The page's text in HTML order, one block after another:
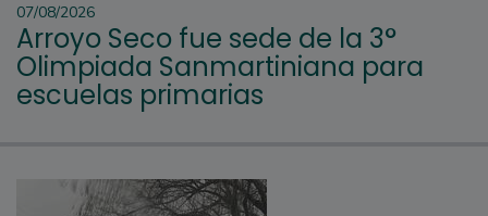
07/08/2026
Arroyo Seco fue sede de la 3°
Olimpiada Sanmartiniana para
escuelas primarias